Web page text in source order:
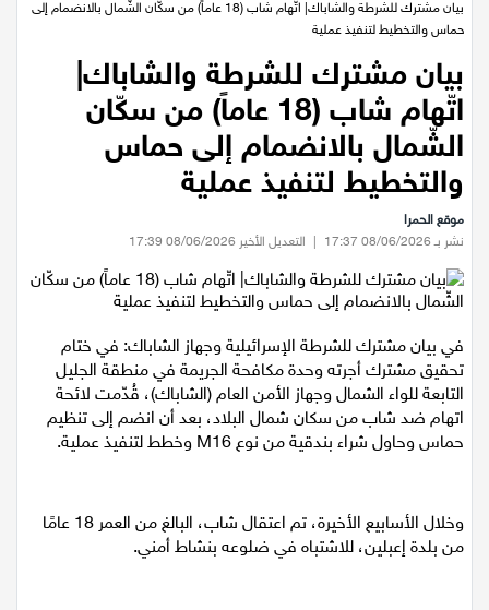
عيلبون
دير حنا
سخنين
عرابة
اخبار عالمية
رياضة
رياضة محلية
رياضة عالمية
اقتصاد
الرئيسية / اخبار محلية
/
بيان مشترك للشرطة والشاباك|
اتّهام شاب (18 عاماً) من سكّان
الشّمال بالانضمام إلى حماس
والتخطيط لتنفيذ عملية
موقع الحمرا
في بيان مشترك للشرطة الإسرائيلية وجهاز الشاباك: في ختام
تحقيق مشترك أجرته وحدة مكافحة الجريمة في منطقة الجليل
التابعة للواء الشمال وجهاز الأمن العام (الشاباك)، قُدّمت لائحة
اتهام ضد شاب من سكان شمال البلاد، بعد أن انضم إلى تنظيم